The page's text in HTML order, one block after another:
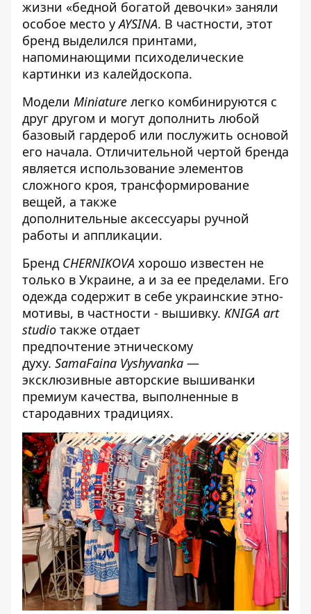
жизни «бедной богатой девочки» заняли
особое место уAYSINA. В частности, этот
бренд выделился принтами,
напоминающими психоделические
картинки из калейдоскопа.
Модели Miniature легко комбинируются с
друг другом и могут дополнить любой
базовый гардероб или послужить основой
его начала. Отличительной чертой бренда
является использование элементов
сложного кроя, трансформирование
вещей, а также
дополнительные аксессуары ручной
работы и аппликации.
Бренд CHERNIKOVA хорошо известен не
только в Украине, а и за ее пределами. Его
одежда содержит в себе украинские этно-
мотивы, в частности - вышивку. KNIGA art
studio также отдает
предпочтение этническому
духу. SamaFaina Vyshyvanka —
эксклюзивные авторские вышиванки
премиум качества, выполненные в
стародавних традициях.